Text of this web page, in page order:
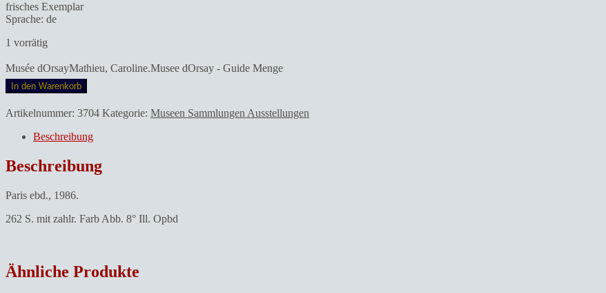
frisches Exemplar
Sprache: de
1 vorrätig
Musée dOrsayMathieu, Caroline.Musee dOrsay - Guide Menge
In den Warenkorb
Artikelnummer: 3704 Kategorie: Museen Sammlungen Ausstellungen
Beschreibung
Beschreibung
Paris ebd., 1986.
262 S. mit zahlr. Farb Abb. 8° Ill. Opbd
Ähnliche Produkte